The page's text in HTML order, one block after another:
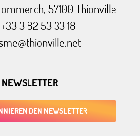
57100 Thionville
3 82 53 33 18
NEWSLETTER
DEN NEWSLETTER